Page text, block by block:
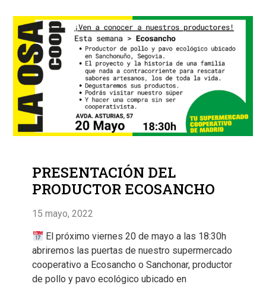
PRESENTACIÓN DEL
PRODUCTOR ECOSANCHO
15 mayo, 2022
El próximo viernes 20 de mayo a las 18:30h
abriremos las puertas de nuestro supermercado
cooperativo a Ecosancho o Sanchonar, productor
de pollo y pavo ecológico ubicado en